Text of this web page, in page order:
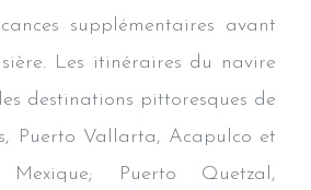
supplémentaires avant
Les itinéraires du navire
destinations pittoresques de
Puerto Vallarta, Acapulco et
Puerto Quetzal,